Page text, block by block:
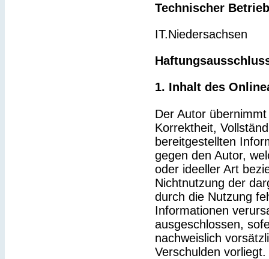
Technischer Betrieb
IT.Niedersachsen
1. Inhalt des
Der Autor
Korrektheit,
bereitgestellten
gegen den Autor,
oder ideeller Art
Nichtnutzung der
durch die Nutzung
Informationen
ausgeschlossen,
nachweislich
Verschulden vorliegt.